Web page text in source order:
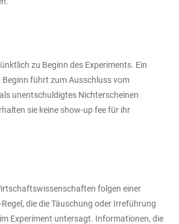
zu Beginn des Experiments. Ein
führt zum Ausschluss vom
unentschuldigtes Nichterscheinen
sie keine show-up fee für ihr
folgen einer
-Regel, die die Täuschung oder Irreführung
Experiment untersagt. Informationen, die